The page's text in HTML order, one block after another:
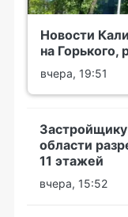
Новости
на
вчера, 19:51
области
11 этажей
вчера, 15:52